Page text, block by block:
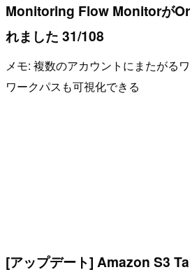
Monitoring Flow Monitorが
れました 31/108
メモ: 複数のアカウントにまたがる
ワークパスも可視化できる
[アップデート] Amazon S3